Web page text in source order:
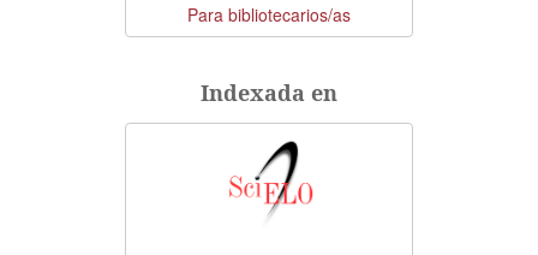
Para bibliotecarios/as
Indexada en